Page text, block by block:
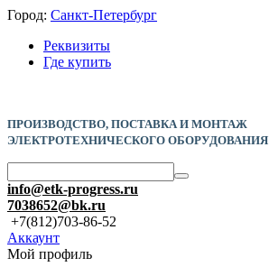
Город: Санкт-Петербург
Реквизиты
Где купить
ПРОИЗВОДСТВО, ПОСТАВКА И МОНТАЖ
ЭЛЕКТРОТЕХНИЧЕСКОГО ОБОРУДОВАНИЯ
info@etk-progress.ru
7038652@bk.ru
+7(812)703-86-52
Аккаунт
Мой профиль